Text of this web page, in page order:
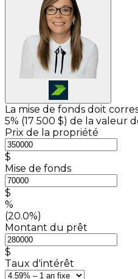
La mise de fonds doit
5% (17 500 $) de la valeur
Prix de la propriété
$
Mise de fonds
$
%
(20.0%)
Montant du prêt
$
Taux d'intérêt